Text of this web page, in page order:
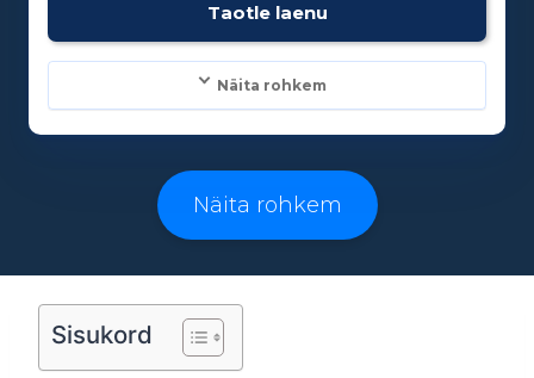
Taotle laenu
Näita rohkem
Laenusummad:
500 - 25000€
3 - 96 kuud
Näita rohkem
Sisukord